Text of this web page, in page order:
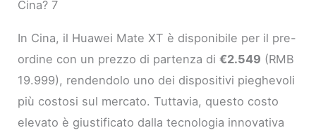
Cina? 7
In Cina, il Huawei Mate XT è disponibile per il pre-
ordine con un prezzo di partenza di€2.549 (RMB
19.999), rendendolo uno dei dispositivi pieghevoli
più costosi sul mercato. Tuttavia, questo costo
elevato è giustificato dalla tecnologia innovativa